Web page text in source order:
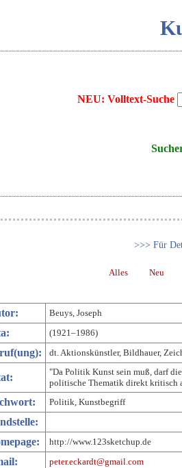
NEU: Volltext-Suche
>>> Für
Alles Neu
Beuys, Joseph
(1921–1986)
dt. Aktionskünstler, Bildhauer,
"Da Politik Kunst sein muß, darf
politische Thematik direkt kritisch
Politik, Kunstbegriff
http://www.123sketchup.de
peter.eckardt@gmail.com